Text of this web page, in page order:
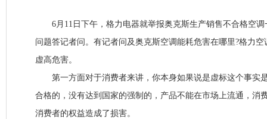
6月11日下午，格力电器就举报奥克斯生产销售不合格空调
问题答记者问。有记者问及奥克斯空调能耗危害在哪里?格力
虚高危害。
第一方面对于消费者来讲，你本身如果说是虚标这个事实
合格的，没有达到国家的强制的，产品不能在市场上流通，消
消费者的权益造成了损害。